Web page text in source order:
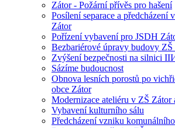
Zátor - Požární přívěs pro hašení
Posílení separace a předcházení
Zátor
Pořízení vybavení pro JSDH
Bezbariérové úpravy budovy ZŠ
Zvýšení bezpečnosti na silnici
Sázíme budoucnost
Obnova lesních porostů po
obce Zátor
Modernizace ateliéru v ZŠ Zátor
Vybavení kulturního sálu
Předcházení vzniku